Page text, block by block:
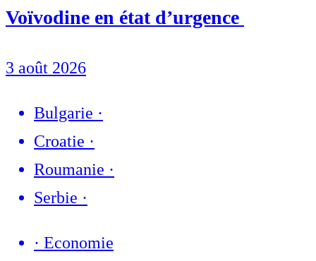
Voïvodine en état d’urgence
3 août 2026
Bulgarie ·
Croatie ·
Roumanie ·
Serbie ·
· Economie